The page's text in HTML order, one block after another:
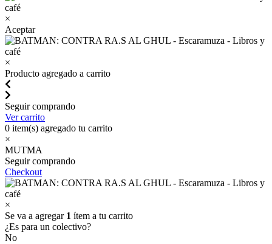
×
Aceptar
×
Producto agregado a carrito
Seguir comprando
Ver carrito
0 item(s) agregado tu carrito
×
MUTMA
Seguir comprando
Checkout
×
Se va a agregar 1 ítem a tu carrito
¿Es para un colectivo?
No